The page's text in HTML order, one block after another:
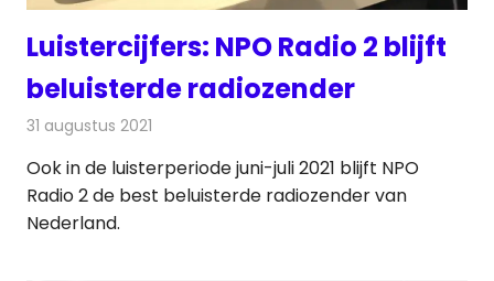
Luistercijfers: NPO Radio 2 blijft
beluisterde radiozender
31 augustus 2021
Ook in de luisterperiode juni-juli 2021 blijft NPO
Radio 2 de best beluisterde radiozender van
Nederland.